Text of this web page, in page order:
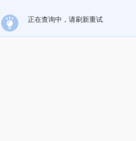
正在查询中，请刷新重试